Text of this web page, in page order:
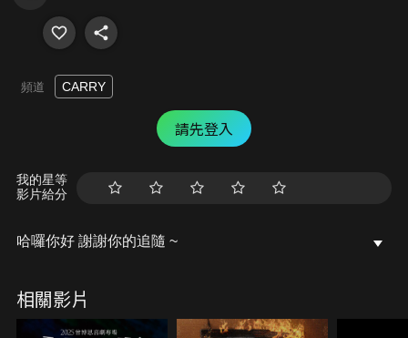
頻道 CARRY
請先登入
我的星等
影片給分
哈囉你好 謝謝你的追隨 ~
相關影片